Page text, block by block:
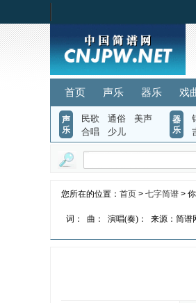
首页 声乐 器乐 戏
声
乐
民歌 通俗
美声
合唱
少儿
器
乐
您所在的位置： 首页 > 七字简谱 >
词： 曲： 演唱(奏)： 来源：简谱